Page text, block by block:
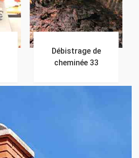
Débistrage de
cheminée 33